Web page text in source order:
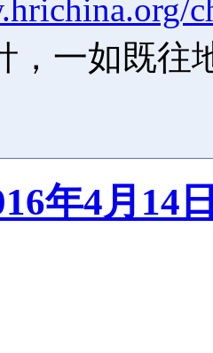
，一如既往
年4月14